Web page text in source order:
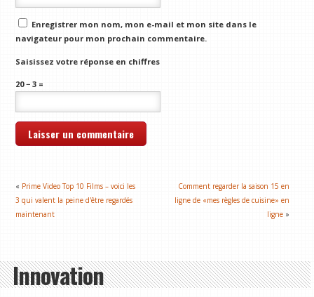
Enregistrer mon nom, mon e-mail et mon site dans le
navigateur pour mon prochain commentaire.
Saisissez votre réponse en chiffres
20 − 3 =
« Prime Video Top 10 Films – voici les
3 qui valent la peine d'être regardés
maintenant
Comment regarder la saison 15 en
ligne de «mes règles de cuisine» en
ligne »
Innovation